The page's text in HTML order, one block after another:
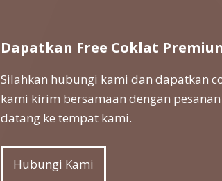
Dapatkan Free Coklat
Silahkan hubungi kami dan dapatkan
kami kirim bersamaan dengan
datang ke tempat kami.
Hubungi Kami